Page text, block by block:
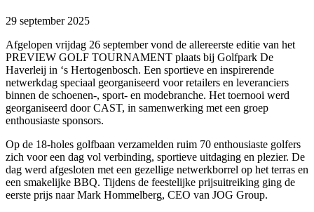
29 september 2025
Afgelopen vrijdag 26 september vond de allereerste editie van het
PREVIEW GOLF TOURNAMENT plaats bij Golfpark De
Haverleij in ‘s Hertogenbosch. Een sportieve en inspirerende
netwerkdag speciaal georganiseerd voor retailers en leveranciers
binnen de schoenen-, sport- en modebranche. Het toernooi werd
georganiseerd door CAST, in samenwerking met een groep
enthousiaste sponsors.
Op de 18-holes golfbaan verzamelden ruim 70 enthousiaste golfers
zich voor een dag vol verbinding, sportieve uitdaging en plezier. De
dag werd afgesloten met een gezellige netwerkborrel op het terras en
een smakelijke BBQ. Tijdens de feestelijke prijsuitreiking ging de
eerste prijs naar Mark Hommelberg, CEO van JOG Group.